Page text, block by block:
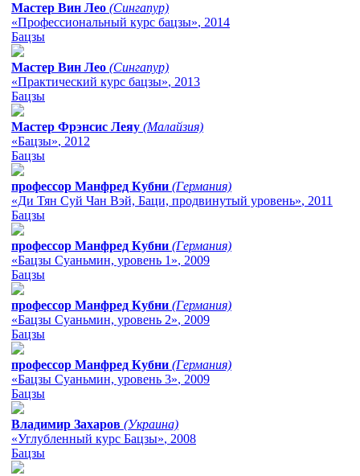
Мастер Вин Лео (Сингапур)
«Профессиональный курс бацзы», 2014
Бацзы
Мастер Вин Лео (Сингапур)
«Практический курс бацзы», 2013
Бацзы
Мастер Фрэнсис Леяу (Малайзия)
«Бацзы», 2012
Бацзы
профессор Манфред Кубни (Германия)
«Ди Тян Суй Чан Вэй, Баци, продвинутый уровень», 2011
Бацзы
профессор Манфред Кубни (Германия)
«Бацзы Суаньмин, уровень 1», 2009
Бацзы
профессор Манфред Кубни (Германия)
«Бацзы Суаньмин, уровень 2», 2009
Бацзы
профессор Манфред Кубни (Германия)
«Бацзы Суаньмин, уровень 3», 2009
Бацзы
Владимир Захаров (Украина)
«Углубленный курс Бацзы», 2008
Бацзы